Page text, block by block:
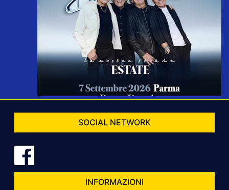
SOCIAL NETWORK
INFORMAZIONI